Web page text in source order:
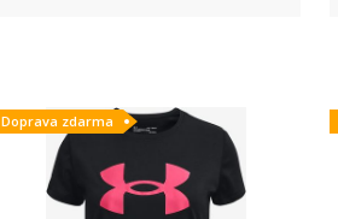
Detail produktu
Doprava zdarma